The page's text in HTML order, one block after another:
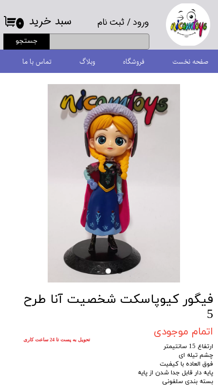
ورود/ ثبت نام
حساب کاربری من
تغییر گذر واژه
سفارشات
خروج از حساب کاربری
جستجو
۰ سبد خرید
صفحه نخست فروشگاه وبلاگ تماس با ما
فیگور کیوپاسکت شخصیت آنا طرح
5
اتمام موجودی
ارتفاع 15 سانتیمتر
چشم تیله ای
فوق العاده با کیفیت
پایه دار قابل جدا شدن از پایه
بسته بندی سلفونی
تحویل به پست تا 24 ساعت کاری